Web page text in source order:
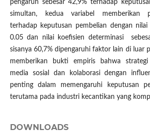
pengaruh sebesar 42,9% terhadap
simultan, kedua variabel memberikan
terhadap keputusan pembelian dengan nilai
0.05 dan nilai koefisien determinasi
sisanya 60,7% dipengaruhi faktor lain di luar
memberikan bukti empiris bahwa strategi
media sosial dan kolaborasi dengan
penting dalam memengaruhi keputusan
terutama pada industri kecantikan yang
DOWNLOADS